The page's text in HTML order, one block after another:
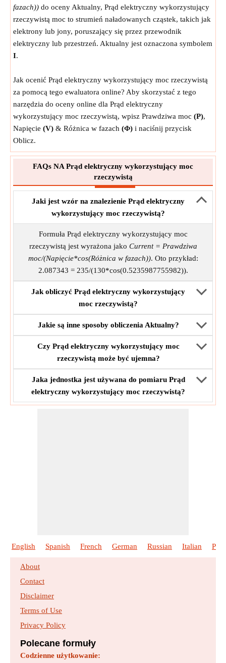
fazach)) do oceny Aktualny, Prąd elektryczny wykorzystujący
rzeczywistą moc to strumień naładowanych cząstek, takich jak
elektrony lub jony, poruszający się przez przewodnik
elektryczny lub przestrzeń. Aktualny jest oznaczona symbolem
I.
Jak ocenić Prąd elektryczny wykorzystujący moc rzeczywistą
za pomocą tego ewaluatora online? Aby skorzystać z tego
narzędzia do oceny online dla Prąd elektryczny
wykorzystujący moc rzeczywistą, wpisz Prawdziwa moc (P),
Napięcie (V) & Różnica w fazach (Φ) i naciśnij przycisk
Oblicz.
FAQs NA Prąd elektryczny wykorzystujący moc
rzeczywistą
Jaki jest wzór na znalezienie Prąd elektryczny
wykorzystujący moc rzeczywistą?
Formuła Prąd elektryczny wykorzystujący moc
rzeczywistą jest wyrażona jako Current = Prawdziwa
moc/(Napięcie*cos(Różnica w fazach)). Oto przykład:
2.087343 = 235/(130*cos(0.5235987755982)).
Jak obliczyć Prąd elektryczny wykorzystujący
moc rzeczywistą?
Jakie są inne sposoby obliczenia Aktualny?
Czy Prąd elektryczny wykorzystujący moc
rzeczywistą może być ujemna?
Jaka jednostka jest używana do pomiaru Prąd
elektryczny wykorzystujący moc rzeczywistą?
English Spanish French German Russian Italian
About
Contact
Disclaimer
Terms of Use
Privacy Policy
Polecane formuły
Codzienne użytkowanie: